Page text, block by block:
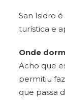
San Isidro
turística e
Onde
Acho que
permitiu
que passa